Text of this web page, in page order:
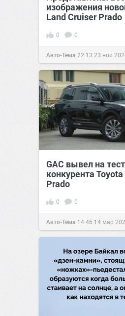
изображения
Land Cruiser Prado
0 0
Авто-Тема 22:13 23 ноя
GAC вывел на
конкурента
Prado
0 0
Авто-Тема 14:46 14 мар